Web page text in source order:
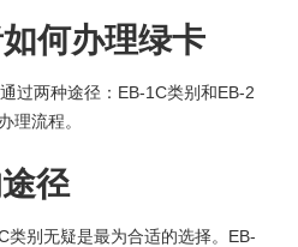
何办理绿卡
过两种途径：EB-1C类别和EB-2
理流程。
径
类别无疑是最为合适的选择。EB-